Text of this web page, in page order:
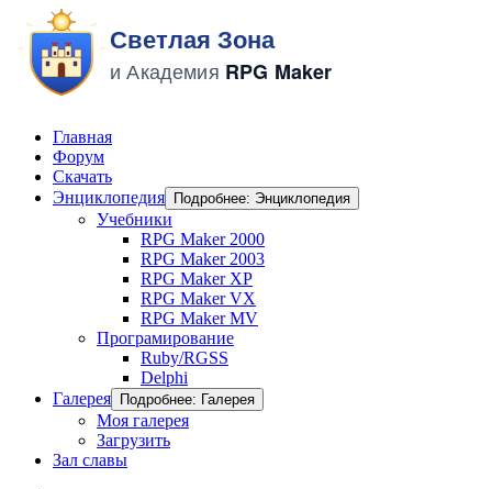
Главная
Форум
Скачать
Энциклопедия
Подробнее: Энциклопедия
Учебники
RPG Maker 2000
RPG Maker 2003
RPG Maker XP
RPG Maker VX
RPG Maker MV
Програмирование
Ruby/RGSS
Delphi
Галерея
Подробнее: Галерея
Моя галерея
Загрузить
Зал славы